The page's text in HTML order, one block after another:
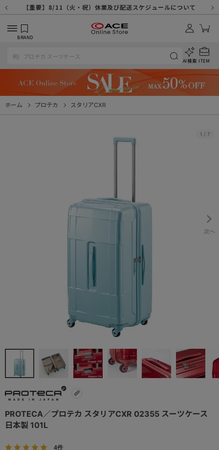
【重要】システムエラーによる出荷遅延につきまして
【重要】8/11（火・祝）休業及び配送スケジュールについて
【重要】令和８年熊本地震に伴う配送への影響について
【重要】納品書・領収書ペーパーレス化（電子化）のお知らせ
【重要】天候不良や交通状況・物量増等に伴う配送への影響について
【重要】悪質な詐欺サイトにご注意ください
【重要】各種メールが届かない場合に関しまして
【重要】お問い合わせのご対応に関しまして
【重要】SNSのなりすまし詐欺にご注意ください
BRAND
AI検索 ITEM
ホーム プロテカ スタリアCXR
1 / 7
PROTECA／プロテカ スタリアCXR 02355 スーツケース
日本製 101L
4件